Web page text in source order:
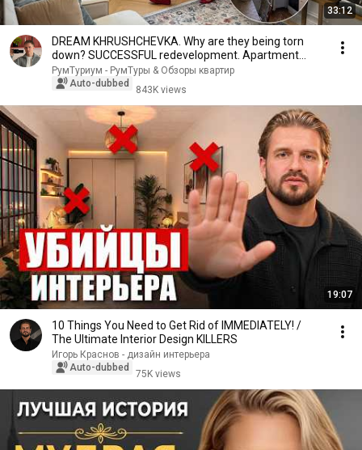
33:12
DREAM KHRUSHCHEVKA. Why are they being torn
down? SUCCESSFUL redevelopment. Apartment
interior de...
РумТуриум - РумТуры & Обзоры квартир
Auto-dubbed
843K views
19:07
10 Things You Need to Get Rid of IMMEDIATELY! /
The Ultimate Interior Design KILLERS
Игорь Краснов - дизайн интерьера
Auto-dubbed
75K views